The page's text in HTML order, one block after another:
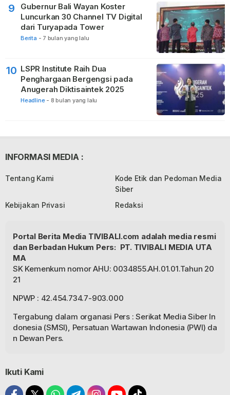
9
Gubernur Bali Wayan Koster
Luncurkan 30 Channel TV Digital
dari Turyapada Tower
Berita - 7 bulan yang lalu
10 LSPR Institute Raih Dua
Penghargaan Bergengsi pada
Anugerah Diktisaintek 2025
Headline - 8 bulan yang lalu
INFORMASI MEDIA :
Tentang Kami
Kode Etik dan Pedoman Media
Siber
Kebijakan Privasi
Redaksi
Portal Berita Media TIVIBALI.com adalah media resmi
dan Berbadan Hukum Pers: PT. TIVIBALI MEDIA UTA
MA
SK Kemenkum nomor AHU: 0034855.AH.01.01.Tahun 20
21
NPWP : 42.454.734.7-903.000
Tergabung dalam organasi Pers : Serikat Media Siber In
donesia (SMSI), Persatuan Wartawan Indonesia (PWI) da
n Dewan Pers.
Ikuti Kami